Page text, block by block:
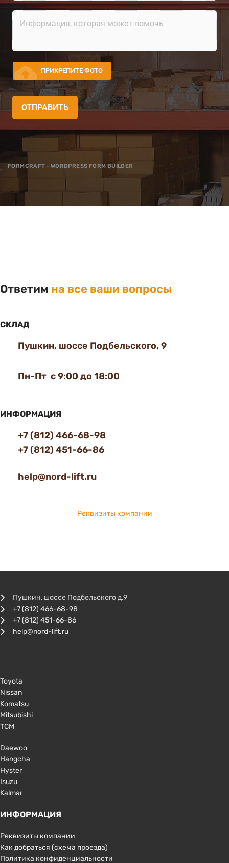
cloud_upload ПРИКРЕПИТЕ ФОТО
ОТПРАВИТЬ
FORMCRAFT - WORDPRESS FORM BUILDER
Ответим на все ваши вопросы
СКЛАД
Пушкин, шоссе Подбельского, 9
Пн-Пт с 9:00 до 18:00
ИНФОРМАЦИЯ
+7 (812) 466-68-98
+7 (812) 451-66-86
help@nord-lift.ru
Реквизиты компании
Пушкин, шоссе Подбельского д.9
+7 (812) 466-68-98
+7 (812) 451-66-86
help@nord-lift.ru
Toyota
Nissan
Komatsu
Mitsubishi
TCM
Daewoo
Hangcha
Hyster
Isuzu
Kalmar
ИНФОРМАЦИЯ
Реквизиты компании
Как добраться (схема проезда)
Политика конфиденциальности